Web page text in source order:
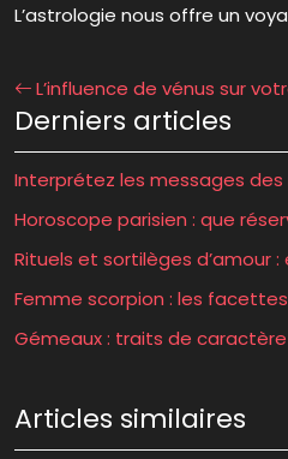
L’astrologie nous offre un
L’influence de vénus sur
Derniers articles
Interprétez les messages
Horoscope parisien : que
Rituels et sortilèges d’amour
Femme scorpion : les
Gémeaux : traits de
Articles similaires